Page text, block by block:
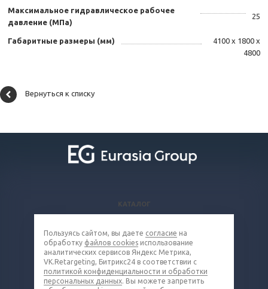
Максимальное гидравлическое рабочее
давление (МПа)
25
Габаритные размеры (мм)
4100 х 1800 х
4800
Вернуться к списку
КАТАЛОГ
КОМПАНИЯ
КОНТАКТЫ
8 (800) 302-16-85
Пользуясь сайтом, вы даете согласие на
обработку файлов cookies использование
аналитических сервисов Яндекс Метрика,
VK.Retargeting, Битрикс24 в соответствии с
политикой конфиденциальности и обработки
персональных данных. Вы можете запретить